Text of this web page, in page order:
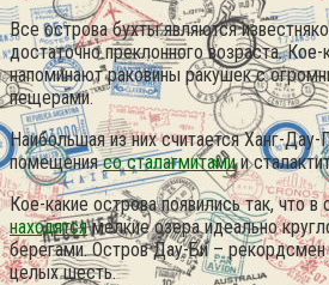
Все острова бухты являются
достаточно преклонного возраста. Кое-
напоминают раковины ракушек с
пещерами.
Наибольшая из них считается Ханг-
помещениясо сталагмитамии
Кое-какие острова появились так, что
находятсямелкие озера идеально
берегами. Остров Дау-Би – рекордсмен
целых шесть.